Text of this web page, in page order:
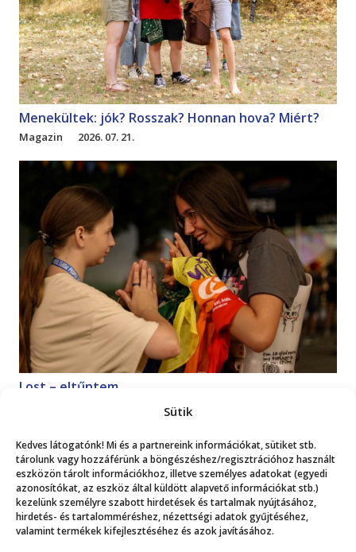
Sütik
Kedves látogatónk! Mi és a partnereink információkat, sütiket stb.
tárolunk vagy hozzáférünk a böngészéshez/regisztrációhoz használt
eszközön tárolt információkhoz, illetve személyes adatokat (egyedi
azonosítókat, az eszköz által küldött alapvető információkat stb.)
kezelünk személyre szabott hirdetések és tartalmak nyújtásához,
hirdetés- és tartalomméréshez, nézettségi adatok gyűjtéséhez,
valamint termékek kifejlesztéséhez és azok javításához.
Menekültek: jók? Rosszak? Honnan hova? Miért?
Magazin 2026. 07. 21.
Lost – eltűntem
Mutasd a többit!